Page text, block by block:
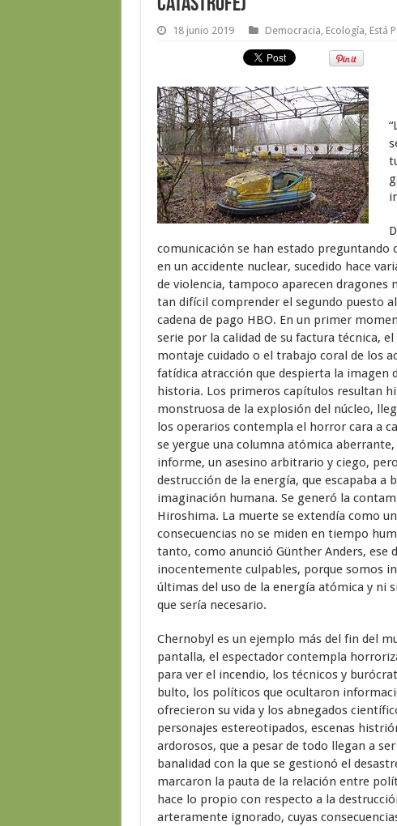
catástrofe)
18 junio 2019 Democracia Ecología Está
comunicación se han estado preguntando
en un accidente nuclear, sucedido hace
de violencia, tampoco aparecen dragones
tan difícil comprender el segundo puesto
cadena de pago HBO. En un primer
serie por la calidad de su factura técnica,
montaje cuidado o el trabajo coral de los
fatídica atracción que despierta la imagen
historia. Los primeros capítulos resultan
monstruosa de la explosión del núcleo,
los operarios contempla el horror cara a
se yergue una columna atómica
informe, un asesino arbitrario y ciego,
destrucción de la energía, que escapaba
imaginación humana. Se generó la
Hiroshima. La muerte se extendía como
consecuencias no se miden en tiempo
tanto, como anunció Günther Anders, ese
inocentemente culpables, porque somos
últimas del uso de la energía atómica y ni
que sería necesario.
Chernobyl es un ejemplo más del fin del
pantalla, el espectador contempla
para ver el incendio, los técnicos y
bulto, los políticos que ocultaron
ofrecieron su vida y los abnegados
personajes estereotipados, escenas
ardorosos, que a pesar de todo llegan a
banalidad con la que se gestionó el
marcaron la pauta de la relación entre
hace lo propio con respecto a la
arteramente ignorado, cuyas